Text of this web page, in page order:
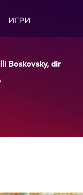
ИГРИ
Boskovsky, dir